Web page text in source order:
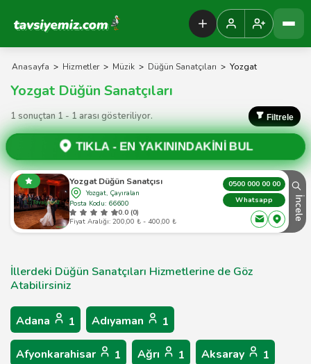
Tavsiyemiz Anasayfa
Anasayfa > Hizmetler > Müzik > Düğün Sanatçıları > Yozgat
Yozgat Düğün Sanatçıları
1 sonuçtan 1 - 1 arası gösteriliyor. Filtrele
TIKLA -EN YAKININDAKİNİ BUL
Yozgat Düğün Sanatçısı
Yozgat, Çayıralan
Posta Kodu: 66600
0.0 (0)
Fiyat Aralığı: 200,00 ₺ - 400,00 ₺
0500 000 00 00
Whatsapp
İncele
İllerdeki Düğün Sanatçıları Hizmetlerine de Göz
Atabilirsiniz
Adana 1 Adıyaman 1
Afyonkarahisar 1 Ağrı 1 Aksaray 1